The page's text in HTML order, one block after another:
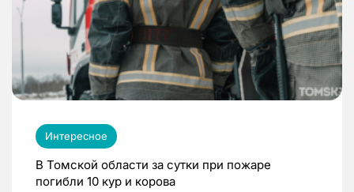
Интересное
В Томской области за сутки при пожаре
погибли 10 кур и корова